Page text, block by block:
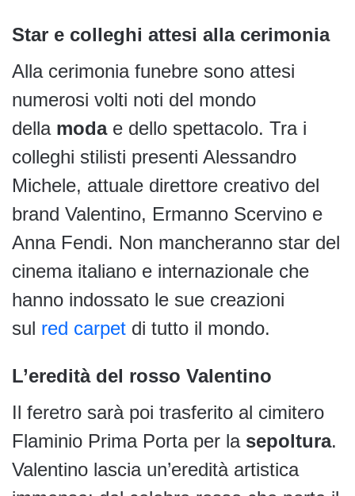
Star e colleghi attesi alla cerimonia
Alla cerimonia funebre sono attesi
numerosi volti noti del mondo
della modae dello spettacolo. Tra i
colleghi stilisti presenti Alessandro
Michele, attuale direttore creativo del
brand Valentino, Ermanno Scervino e
Anna Fendi. Non mancheranno star del
cinema italiano e internazionale che
hanno indossato le sue creazioni
sul red carpet di tutto il mondo.
L’eredità del rosso Valentino
Il feretro sarà poi trasferito al cimitero
Flaminio Prima Porta per la sepoltura.
Valentino lascia un’eredità artistica